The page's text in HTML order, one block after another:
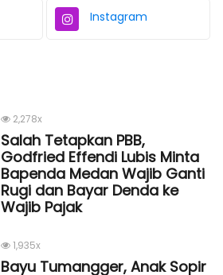
Instagram
2,278x
Salah Tetapkan PBB,
Godfried Effendi Lubis Minta
Bapenda Medan Wajib Ganti
Rugi dan Bayar Denda ke
Wajib Pajak
1,935x
Bayu Tumangger, Anak Sopir